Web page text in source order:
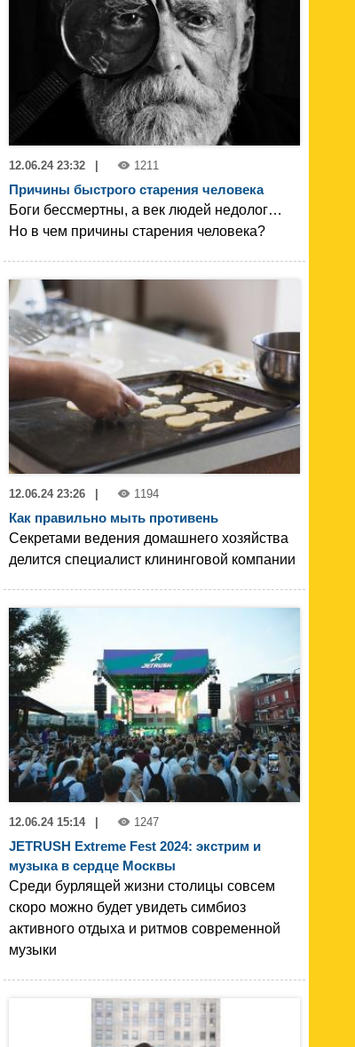
12.06.24 23:32 1211
Причины быстрого старения человека
Боги бессмертны, а век людей недолог…
Но в чем причины старения человека?
12.06.24 23:26 1194
Как правильно мыть противень
Секретами ведения домашнего хозяйства
делится специалист клининговой компании
12.06.24 15:14 | 1247
JETRUSH Extreme Fest 2024: экстрим и
музыка в сердце Москвы
Среди бурлящей жизни столицы совсем
скоро можно будет увидеть симбиоз
активного отдыха и ритмов современной
музыки